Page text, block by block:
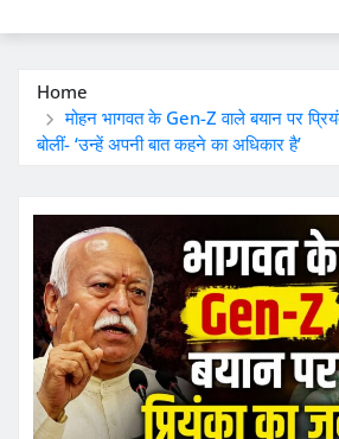
Home
मोहन भागवत के Gen-Z वाले बयान पर
बोलीं- ‘उन्हें अपनी बात कहने का अधिकार है’